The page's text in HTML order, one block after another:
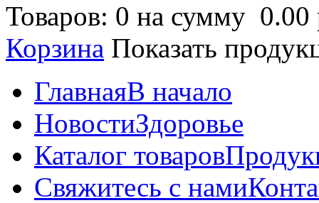
Товаров: 0 на сумму 0.00
Корзина Показать
ГлавнаяВ начало
НовостиЗдоровье
Каталог товаров
Свяжитесь с нами